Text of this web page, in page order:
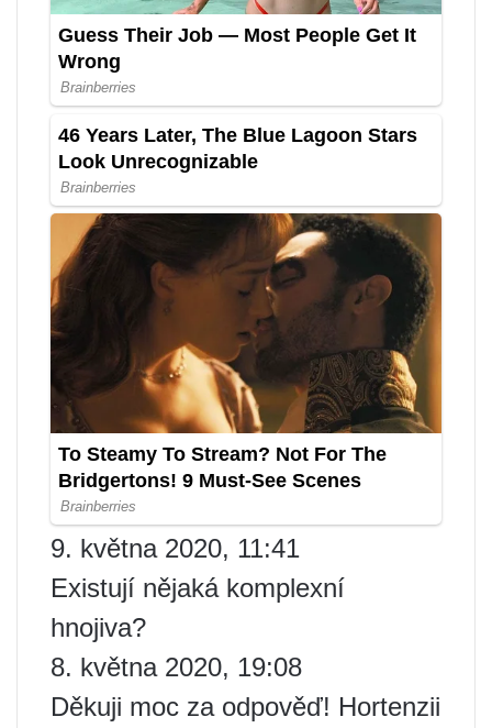
9. května 2020, 11:41
Existují nějaká komplexní
hnojiva?
8. května 2020, 19:08
Děkuji moc za odpověď! Hortenzii